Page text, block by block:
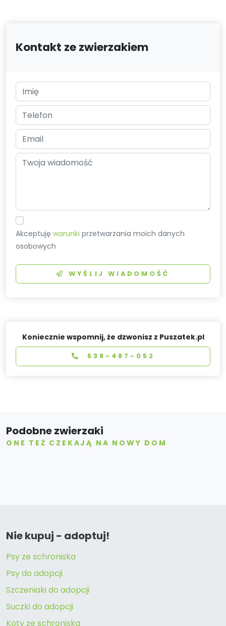
Kontakt ze zwierzakiem
Akceptujęwarunki przetwarzania moich danych
osobowych
WYŚLIJ WIADOMOŚĆ
Koniecznie wspomnij, że dzwonisz z Puszatek.pl
538-487-052
Podobne zwierzaki
ONE TEŻ CZEKAJĄ NA NOWY DOM
Nie kupuj - adoptuj!
Psy ze schroniska
Psy do adopcji
Szczeniaki do adopcji
Suczki do adopcji
Koty ze schroniska